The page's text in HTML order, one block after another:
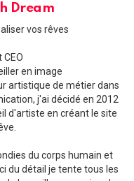
Dream
vos rêves
CEO
en image
artistique de métier dans
j'ai décidé en 2012
d'artiste en créant le site
du corps humain et
du détail je tente tous les